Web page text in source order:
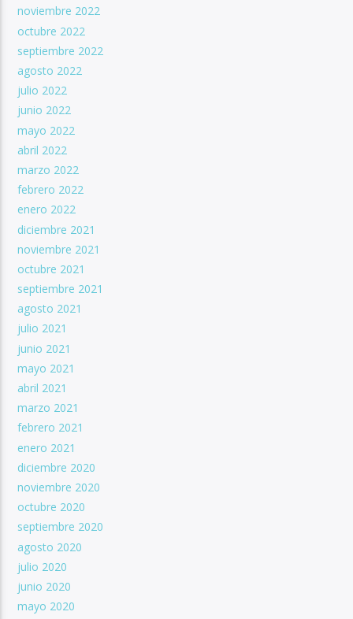
noviembre 2022
octubre 2022
septiembre 2022
agosto 2022
julio 2022
junio 2022
mayo 2022
abril 2022
marzo 2022
febrero 2022
enero 2022
diciembre 2021
noviembre 2021
octubre 2021
septiembre 2021
agosto 2021
julio 2021
junio 2021
mayo 2021
abril 2021
marzo 2021
febrero 2021
enero 2021
diciembre 2020
noviembre 2020
octubre 2020
septiembre 2020
agosto 2020
julio 2020
junio 2020
mayo 2020